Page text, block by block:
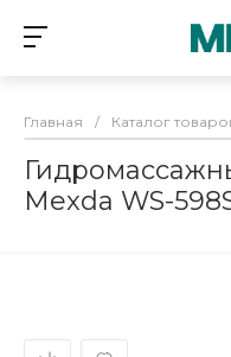
Главная / Каталог
Mexda WS-